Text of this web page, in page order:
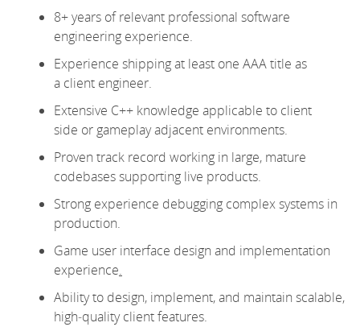
8+ years of relevant professional software
engineering experience.
Experience shipping at least one AAA title as
a client engineer.
Extensive C++ knowledge applicable to client
side or gameplayadjacent environments.
Proven track record working in large, mature
codebases supporting live products.
Strong experience debugging complex systems in
production.
Game user interface design and implementation
experience.
Ability to design, implement, and maintain scalable,
high‑quality client features.